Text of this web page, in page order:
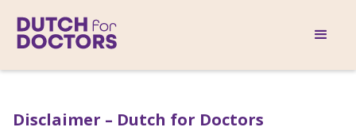
Disclaimer – Dutch for Doctors